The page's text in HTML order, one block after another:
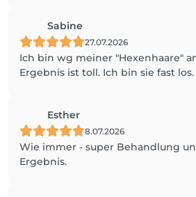
Sabine
27.07.2026
Ich bin wg meiner "Hexenhaare"
Ergebnis ist toll. Ich bin sie fast los.
Esther
8.07.2026
Wie immer - super Behandlung
Ergebnis.